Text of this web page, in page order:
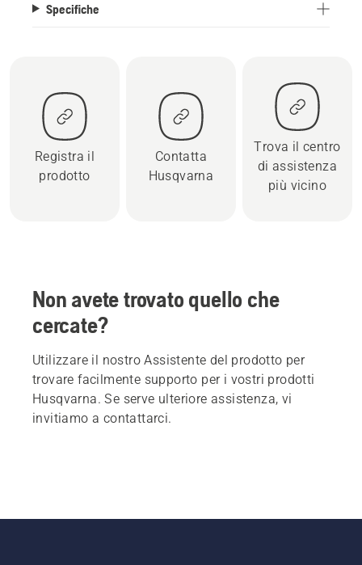
Specifiche
Registra il
prodotto
Contatta
Husqvarna
Trova il centro
di assistenza
più vicino
Non avete trovato quello che
cercate?
Utilizzare il nostro Assistente del prodotto per
trovare facilmente supporto per i vostri prodotti
Husqvarna. Se serve ulteriore assistenza, vi
invitiamo a contattarci.